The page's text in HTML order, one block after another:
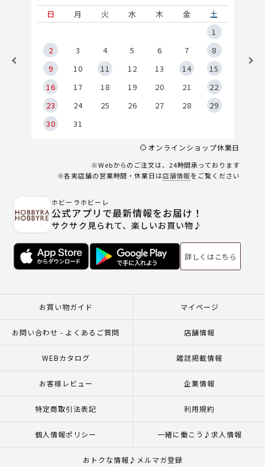
日
月 火 水 木 金
土
1
2
3 4 5 6 7
8
9
10 11 12 13 14
15
16
17 18 19 20 21
22
23
24 25 26 27 28
29
30
31
オンラインショップ休業日
※Webからのご注文は、24時間承っております
※各実店舗の営業時間・休業日は店舗情報をご覧ください
ホビーラホビーレ
公式アプリで最新情報をお届け！
サクサク見られて、楽しいお買い物♪
詳しくはこちら
お買い物ガイド マイページ
お問い合わせ - よくあるご質問 店舗情報
WEBカタログ 雑誌掲載情報
お客様レビュー 企業情報
特定商取引法表記 利用規約
個人情報ポリシー 一緒に働こう♪求人情報
おトクな情報♪メルマガ登録